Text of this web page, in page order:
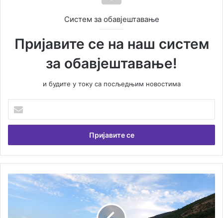
Систем за обавјештавање
Пријавите се на наш систем
за обавјештавање!
и будите у току са посљедњим новостима
е
и
т